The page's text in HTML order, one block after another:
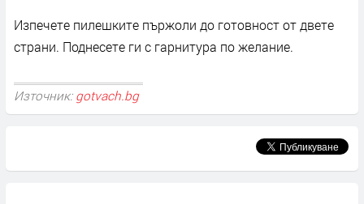
Изпечете пилешките пържоли до готовност от двете
страни. Поднесете ги с гарнитура по желание.
Източник: gotvach.bg